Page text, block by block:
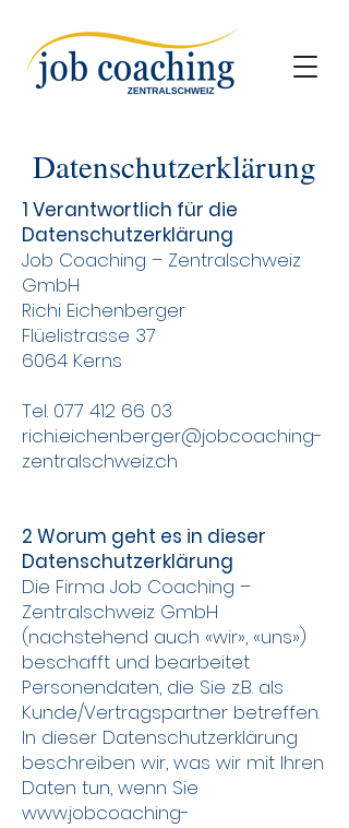
Datenschutzerklärung
1 Verantwortlich für die
Datenschutzerklärung
Job Coaching – Zentralschweiz
GmbH
Richi Eichenberger
Flüelistrasse 37
6064 Kerns
Tel. 077 412 66 03
richi.eichenberger@jobcoaching-
zentralschweiz.ch
2 Worum geht es in dieser
Datenschutzerklärung
Die Firma Job Coaching –
Zentralschweiz GmbH
(nachstehend auch «wir», «uns»)
beschafft und bearbeitet
Personendaten, die Sie z.B. als
Kunde/Vertragspartner betreffen.
In dieser Datenschutzerklärung
beschreiben wir, was wir mit Ihren
Daten tun, wenn Sie
www.jobcoaching-